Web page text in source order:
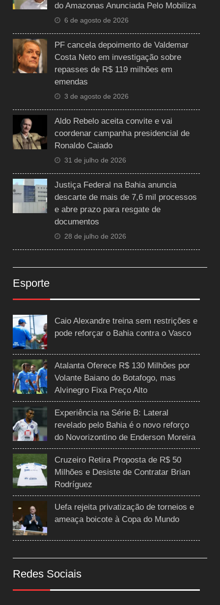
do Amazonas Anunciada Pelo Mobiliza
6 de agosto de 2026
PF cancela depoimento de Valdemar
Costa Neto em investigação sobre
repasses de R$ 119 milhões em
emendas
3 de agosto de 2026
Aldo Rebelo aceita convite e vai
coordenar campanha presidencial de
Ronaldo Caiado
31 de julho de 2026
Justiça Federal na Bahia anuncia
descarte de mais de 7,6 mil processos
e abre prazo para resgate de
documentos
28 de julho de 2026
Esporte
Caio Alexandre treina sem restrições e
pode reforçar o Bahia contra o Vasco
Atalanta Oferece R$ 130 Milhões por
Volante Baiano do Botafogo, mas
Alvinegro Fixa Preço Alto
Experiência na Série B: Lateral
revelado pelo Bahia é o novo reforço
do Novorizontino de Enderson Moreira
Cruzeiro Retira Proposta de R$ 50
Milhões e Desiste de Contratar Brian
Rodríguez
Uefa rejeita privatização de torneios e
ameaça boicote à Copa do Mundo
Redes Sociais